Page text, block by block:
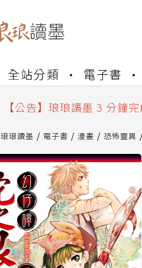
全站分類 電子書
【公告】琅琅讀墨數位閱
【公告】琅琅讀墨 3 分鐘
【公告】琅琅讀墨數位閱讀
琅琅讀墨 電子書 漫畫 恐怖靈異